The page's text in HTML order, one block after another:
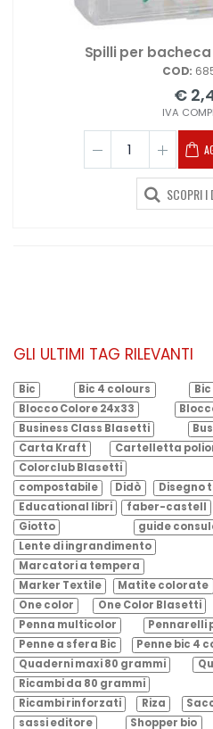
Spilli per
COD:
€
IVA
SCOPRI I
GLI ULTIMI TAG RILEVANTI
Bic Bic 4 colours
Blocco Colore 24x33
Business Class Blasetti
Carta Kraft
Cartelletta
Colorclub Blasetti
compostabile
Didò Disegno
Educational libri
faber-castell
Giotto
guide
Lente di ingrandimento
Marcatori a tempera
Marker Textile
Matite colorate
One color
One Color Blasetti
Penna multicolor
Pennarelli
Penne a sfera Bic
Penne bic 4
Quaderni maxi 80 grammi
Ricambi da 80 grammi
Ricambi rinforzati
Riza
sassi editore
Shopper bio